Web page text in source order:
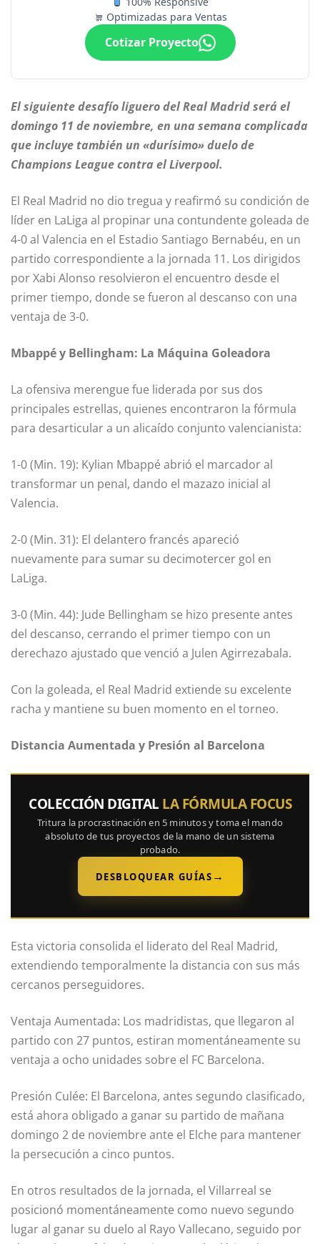
Optimizadas para Ventas
Cotizar Proyecto
El siguiente desafío liguero del Real Madrid será el
domingo 11 de noviembre, en una semana complicada
que incluye también un «durísimo» duelo de
Champions League contra el Liverpool.
El Real Madrid no dio tregua y reafirmó su condición de
líder en LaLiga al propinar una contundente goleada de
4-0 al Valencia en el Estadio Santiago Bernabéu, en un
partido correspondiente a la jornada 11. Los dirigidos
por Xabi Alonso resolvieron el encuentro desde el
primer tiempo, donde se fueron al descanso con una
ventaja de 3-0.
Mbappé y Bellingham: La Máquina Goleadora
La ofensiva merengue fue liderada por sus dos
principales estrellas, quienes encontraron la fórmula
para desarticular a un alicaído conjunto valencianista:
1-0 (Min. 19): Kylian Mbappé abrió el marcador al
transformar un penal, dando el mazazo inicial al
Valencia.
2-0 (Min. 31): El delantero francés apareció
nuevamente para sumar su decimotercer gol en
LaLiga.
3-0 (Min. 44): Jude Bellingham se hizo presente antes
del descanso, cerrando el primer tiempo con un
derechazo ajustado que venció a Julen Agirrezabala.
Con la goleada, el Real Madrid extiende su excelente
racha y mantiene su buen momento en el torneo.
Distancia Aumentada y Presión al Barcelona
COLECCIÓN DIGITAL LA FÓRMULA FOCUS
Tritura la procrastinación en 5 minutos y toma el mando
absoluto de tus proyectos de la mano de un sistema
probado.
DESBLOQUEAR GUÍAS →
Esta victoria consolida el liderato del Real Madrid,
extendiendo temporalmente la distancia con sus más
cercanos perseguidores.
Ventaja Aumentada: Los madridistas, que llegaron al
partido con 27 puntos, estiran momentáneamente su
ventaja a ocho unidades sobre el FC Barcelona.
Presión Culée: El Barcelona, antes segundo clasificado,
está ahora obligado a ganar su partido de mañana
domingo 2 de noviembre ante el Elche para mantener
la persecución a cinco puntos.
En otros resultados de la jornada, el Villarreal se
posicionó momentáneamente como nuevo segundo
lugar al ganar su duelo al Rayo Vallecano, seguido por